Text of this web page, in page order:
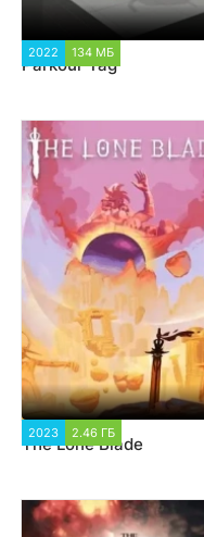
2022 134 МБ
Parkour Tag
2023 2.46 ГБ
The Lone Blade